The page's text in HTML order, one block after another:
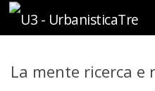
Sotto il contenuto
La mente ricerca e